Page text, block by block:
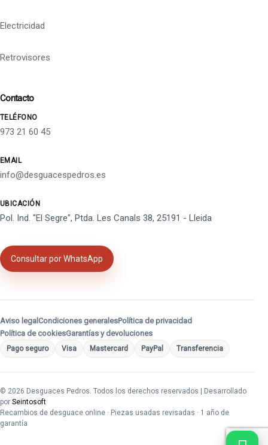
Electricidad
Retrovisores
Contacto
TELÉFONO
973 21 60 45
EMAIL
info@desguacespedros.es
UBICACIÓN
Pol. Ind. "El Segre", Ptda. Les Canals 38, 25191 - Lleida
Consultar por WhatsApp
Aviso legal Condiciones generalesPolítica de privacidad
Política de cookiesGarantías y devoluciones
Pago seguro Visa Mastercard PayPal Transferencia
© 2026 Desguaces Pedros. Todos los derechos reservados | Desarrollado
por Seintosoft
Recambios de desguace online · Piezas usadas revisadas · 1 año de
garantía